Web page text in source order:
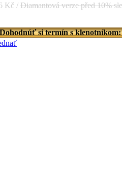
Kč / Diamantová verze před 10%
si termín s klenotníkom: